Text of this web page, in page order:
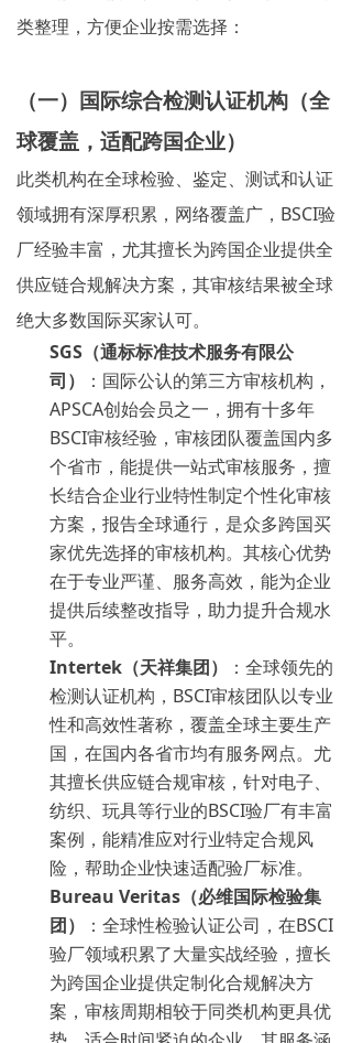
类整理，方便企业按需选择：
（一）国际综合检测认证机构（全
球覆盖，适配跨国企业）
此类机构在全球检验、鉴定、测试和认证
领域拥有深厚积累，网络覆盖广，BSCI验
厂经验丰富，尤其擅长为跨国企业提供全
供应链合规解决方案，其审核结果被全球
绝大多数国际买家认可。
SGS（通标标准技术服务有限公
司）
：国际公认的第三方审核机构，
APSCA创始会员之一，拥有十多年
BSCI审核经验，审核团队覆盖国内多
个省市，能提供一站式审核服务，擅
长结合企业行业特性制定个性化审核
方案，报告全球通行，是众多跨国买
家优先选择的审核机构。其核心优势
在于专业严谨、服务高效，能为企业
提供后续整改指导，助力提升合规水
平。
Intertek（天祥集团）
：全球领先的
检测认证机构，BSCI审核团队以专业
性和高效性著称，覆盖全球主要生产
国，在国内各省市均有服务网点。尤
其擅长供应链合规审核，针对电子、
纺织、玩具等行业的BSCI验厂有丰富
案例，能精准应对行业特定合规风
险，帮助企业快速适配验厂标准。
Bureau Veritas（必维国际检验集
团）
：全球性检验认证公司，在BSCI
验厂领域积累了大量实战经验，擅长
为跨国企业提供定制化合规解决方
案，审核周期相较于同类机构更具优